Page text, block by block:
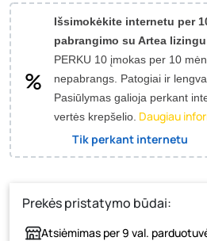
Išsimokėkite internetu per
pabrangimo su Artea
PERKU 10 įmokas per 10
nepabrangs. Patogiai ir
Pasiūlymas galioja perkant
vertės krepšelio. Daugiau
Tik perkant internetu
Prekės pristatymo būdai:
Atsiėmimas per 9 val.